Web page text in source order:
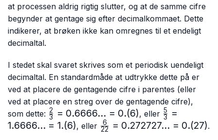
at processen aldrig rigtig slutter, og at de samme cifre
begynder at gentage sig efter decimalkommaet. Dette
indikerer, at brøken ikke kan omregnes til et endeligt
decimaltal.
I stedet skal svaret skrives som et periodisk uendeligt
decimaltal. En standardmåde at udtrykke dette på er
ved at placere de gentagende cifre i parentes (eller
ved at placere en streg over de gentagende cifre),
som dette: \frac{2}
{3}=0.6666...
3
2 = 0.6666... = 0.(6), eller \frac{5}
{3}=
3
5
=
1.6666... = 1.(6), eller \frac{6}
22
6 = 0.272727... = 0.(27).